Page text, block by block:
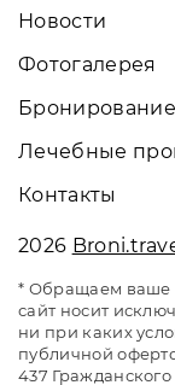
Новости
Фотогалерея
Бронирование
Лечебные
Контакты
2026
* Обращаем ваше
сайт носит
ни при каких
публичной
437